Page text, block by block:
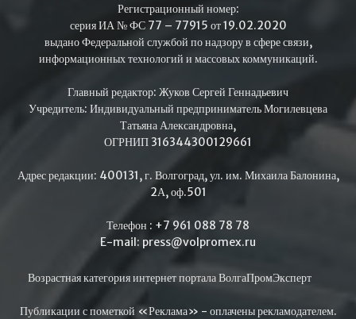
Регистрационный номер:
серия ИА № ФС 77 – 77915 от 19.02.2020
выдано Федеральной службой по надзору в сфере связи,
информационных технологий и массовых коммуникаций.
Главный редактор: Жуков Сергей Геннадьевич
Учредитель: Индивидуальный предприниматель Могилевцева
Татьяна Александровна,
ОГРНИП 316344300129661
Адрес редакции: 400131, г. Волгоград, ул. им. Михаила Балонина,
2А, оф.501
Телефон : +7 961 088 78 78
E-mail: press@volpromex.ru
Возрастная категория интернет портала ВолгаПромЭксперт
Публикации с пометкой «Реклама» - оплачены рекламодателем.